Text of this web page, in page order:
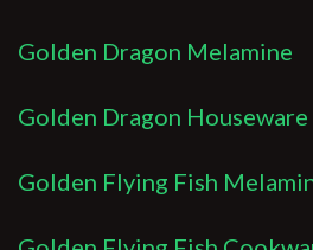
Golden Dragon Melamine
Golden Dragon Houseware
Golden Flying Fish